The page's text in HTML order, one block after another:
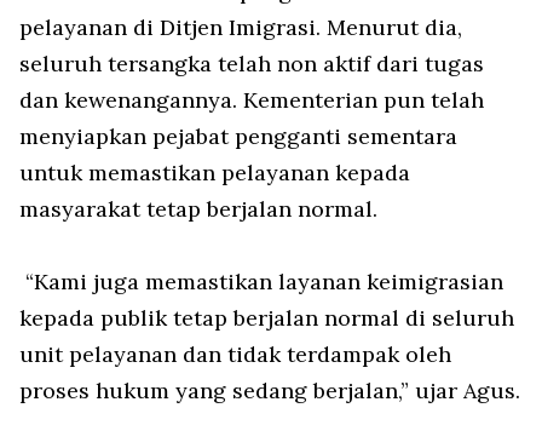
pelayanan di Ditjen Imigrasi. Menurut dia,
seluruh tersangka telah non aktif dari tugas
dan kewenangannya. Kementerian pun telah
menyiapkan pejabat pengganti sementara
untuk memastikan pelayanan kepada
masyarakat tetap berjalan normal.
“Kami juga memastikan layanan keimigrasian
kepada publik tetap berjalan normal di seluruh
unit pelayanan dan tidak terdampak oleh
proses hukum yang sedang berjalan,” ujar Agus.